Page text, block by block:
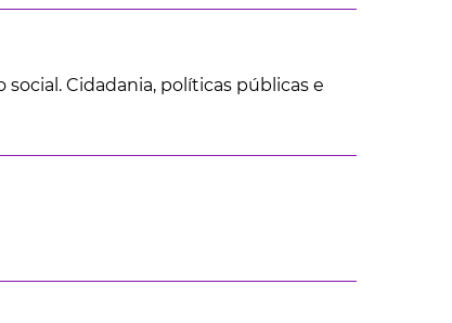
Cidadania, políticas públicas e